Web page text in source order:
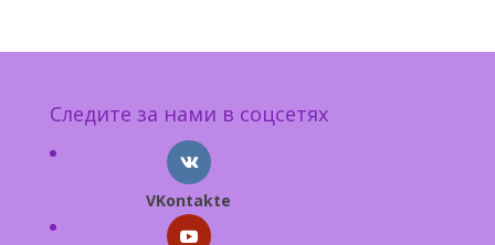
Следите за нами в соцсетях
VKontakte